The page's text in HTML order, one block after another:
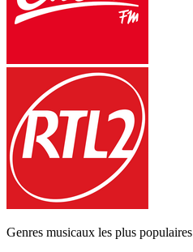
Genres musicaux les plus populaires